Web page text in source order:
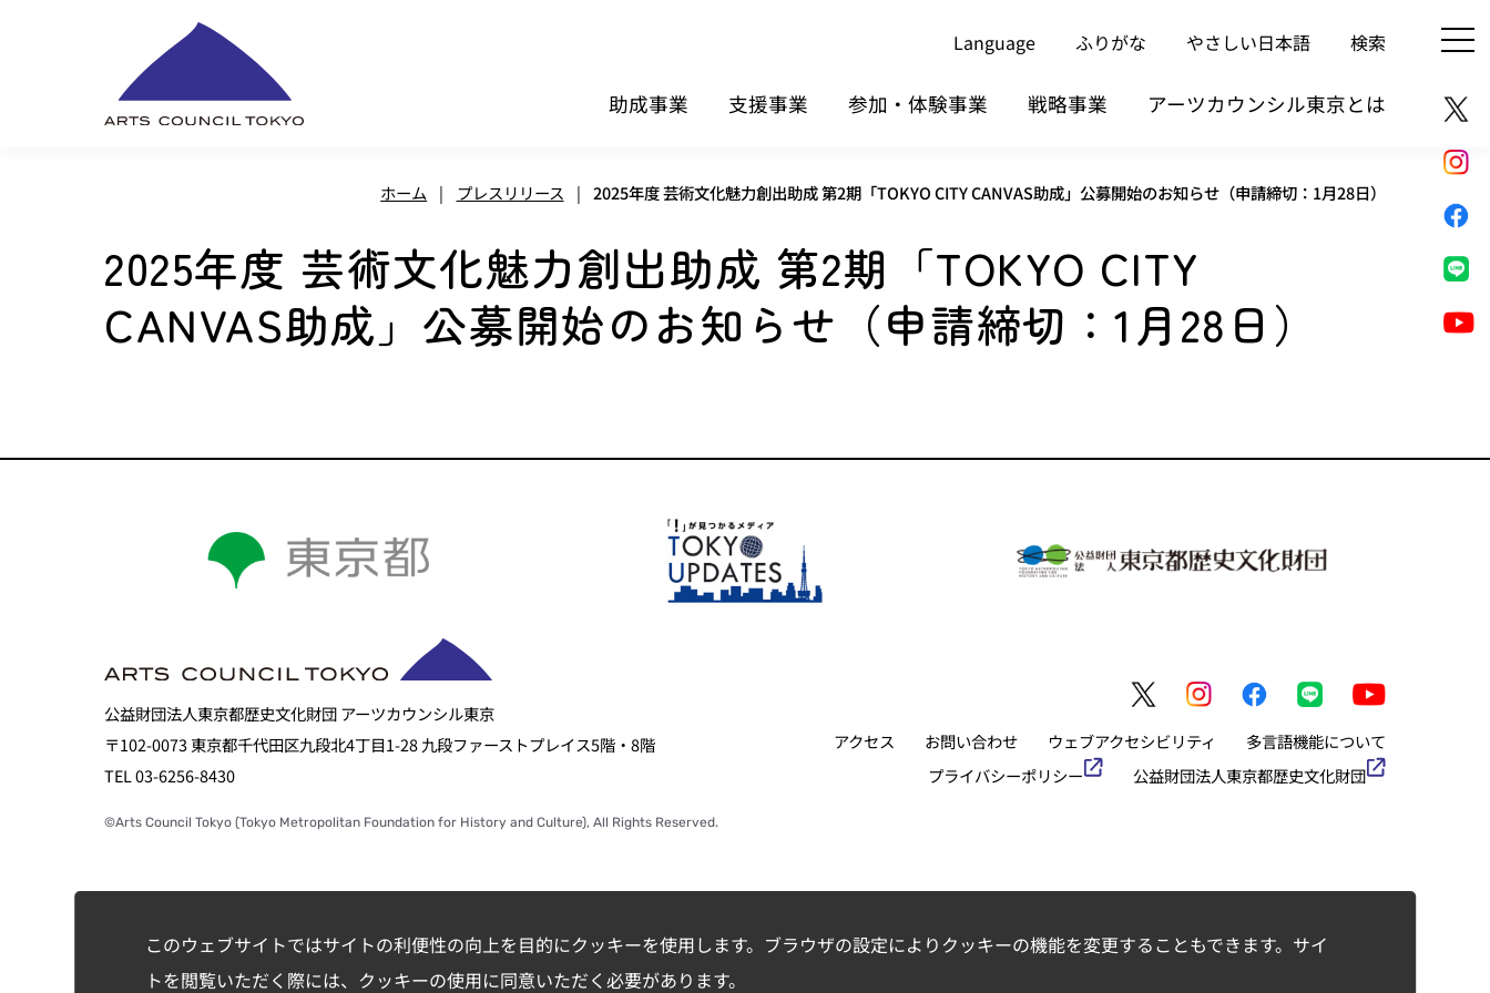
このウェブサイトではサイトの利便性の向上を目的にクッキーを使用します。ブラウザの設定によりクッキーの機能を変更することもできます。サイ
トを閲覧いただく際には、クッキーの使用に同意いただく必要があります。
Language ふりがな やさしい日本語 検索
助成事業 支援事業 参加・体験事業 戦略事業 アーツカウンシル東京とは
ホーム | プレスリリース | 2025年度 芸術文化魅力創出助成 第2期「TOKYO CITY CANVAS助成」公募開始のお知らせ（申請締切：1月28日）
2025年度 芸術文化魅力創出助成 第2期「TOKYO CITY
CANVAS助成」公募開始のお知らせ（申請締切：1月28日）
公益財団法人東京都歴史文化財団 アーツカウンシル東京
〒102-0073 東京都千代田区九段北4丁目1-28 九段ファーストプレイス5階・8階
TEL 03-6256-8430
アクセス お問い合わせ ウェブアクセシビリティ
多言語機能について
プライバシーポリシー
公益財団法人東京都歴史文化財団
©Arts Council Tokyo (Tokyo Metropolitan Foundation for History and Culture), All Rights Reserved.